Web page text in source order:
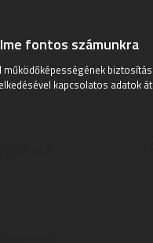
fontos számunkra
működőképességének
kapcsolatos adatok